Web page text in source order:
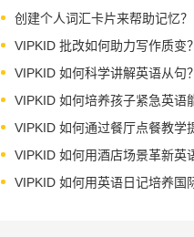
创建个人词汇卡片来帮助记忆？
VIPKID 批改如何助力写作质变？
VIPKID 如何科学讲解英语从句？